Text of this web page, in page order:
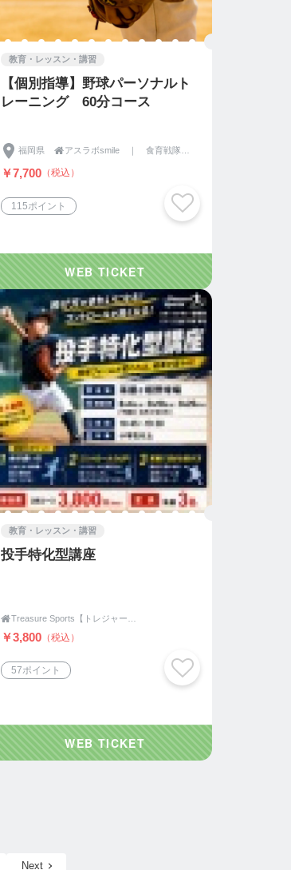
教育・レッスン・講習
【個別指導】野球パーソナルト
レーニング 60分コース
福岡県 
￥7,700 （税込）
115ポイント
教育・レッスン・講習
投手特化型講座

￥3,800 （税込）
57ポイント
Next